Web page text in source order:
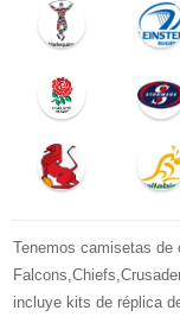
Tenemos camisetas de
incluye kits de réplica